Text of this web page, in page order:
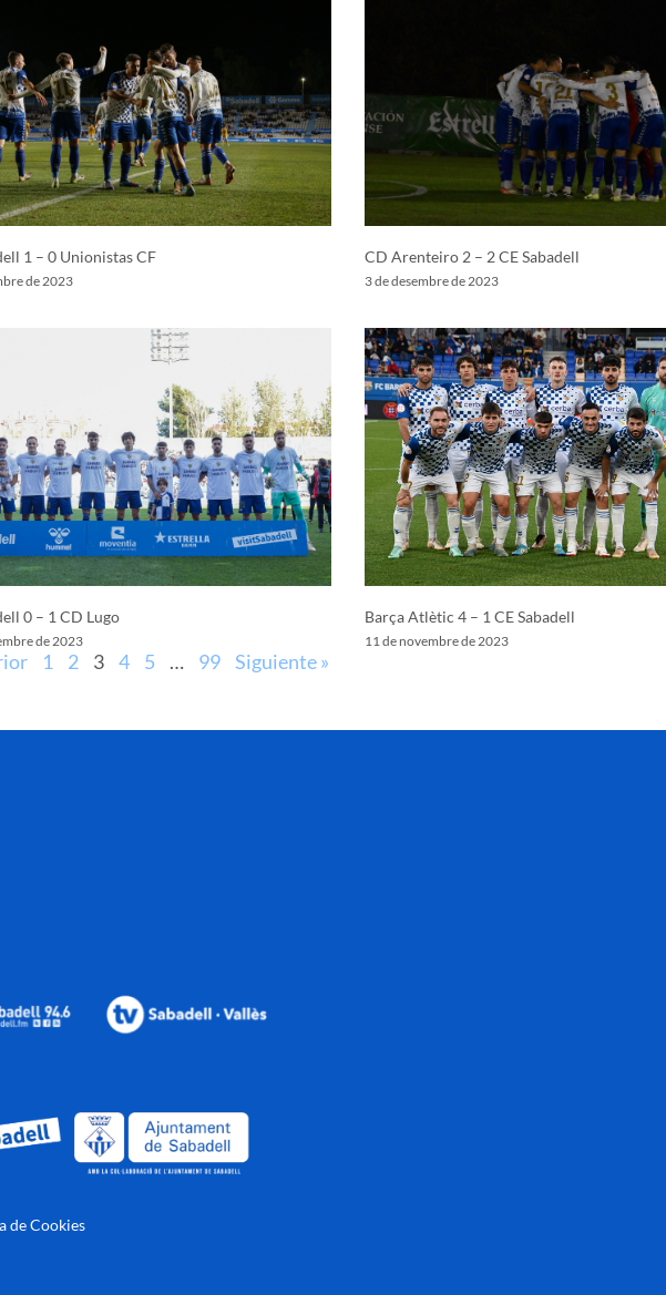
1 – 0 Unionistas CF
de 2023
CD Arenteiro 2 – 2 CE Sabadell
3 de desembre de 2023
0 – 1 CD Lugo
de 2023
Barça Atlètic 4 – 1 CE Sabadell
11 de novembre de 2023
1 2 3 4 5 … 99 Siguiente »
de Cookies